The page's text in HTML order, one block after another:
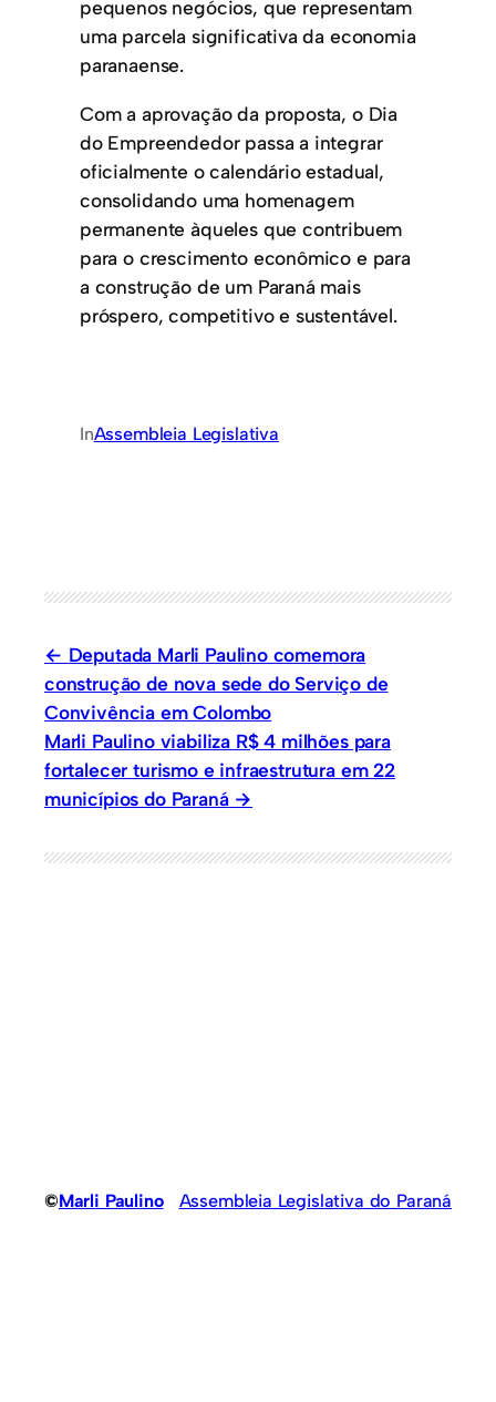
pequenos negócios, que representam
uma parcela significativa da economia
paranaense.
Com a aprovação da proposta, o Dia
do Empreendedor passa a integrar
oficialmente o calendário estadual,
consolidando uma homenagem
permanente àqueles que contribuem
para o crescimento econômico e para
a construção de um Paraná mais
próspero, competitivo e sustentável.
InAssembleia Legislativa
Deputada Marli Paulino comemora
construção de nova sede do Serviço de
Convivência em Colombo
Marli Paulino viabiliza R$ 4 milhões para
fortalecer turismo e infraestrutura em 22
municípios do Paraná
©Marli Paulino Assembleia Legislativa do Paraná